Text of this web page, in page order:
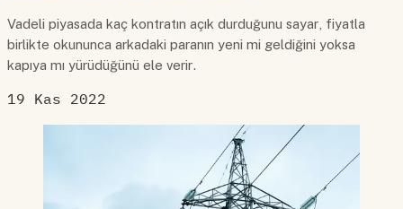
Vadeli piyasada kaç kontratın açık durduğunu sayar, fiyatla
birlikte okununca arkadaki paranın yeni mi geldiğini yoksa
kapıya mı yürüdüğünü ele verir.
19 Kas 2022